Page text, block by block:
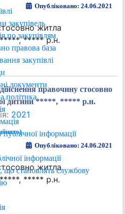
закупівель
по закупівлям
правова база
закупівлі
документи
політика
інформації
інформації
що становлять службову
Опубліковано: 24.06.2021
житла
*****, ***** р.н.
правочину стосовно
дитини *****, ***** р.н.
2021
Опубліковано: 24.06.2021
житла
*****, ***** р.н.